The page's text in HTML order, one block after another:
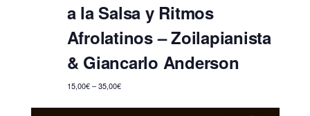
a la Salsa y Ritmos
Afrolatinos – Zoilapianista
& Giancarlo Anderson
15,00€ – 35,00€